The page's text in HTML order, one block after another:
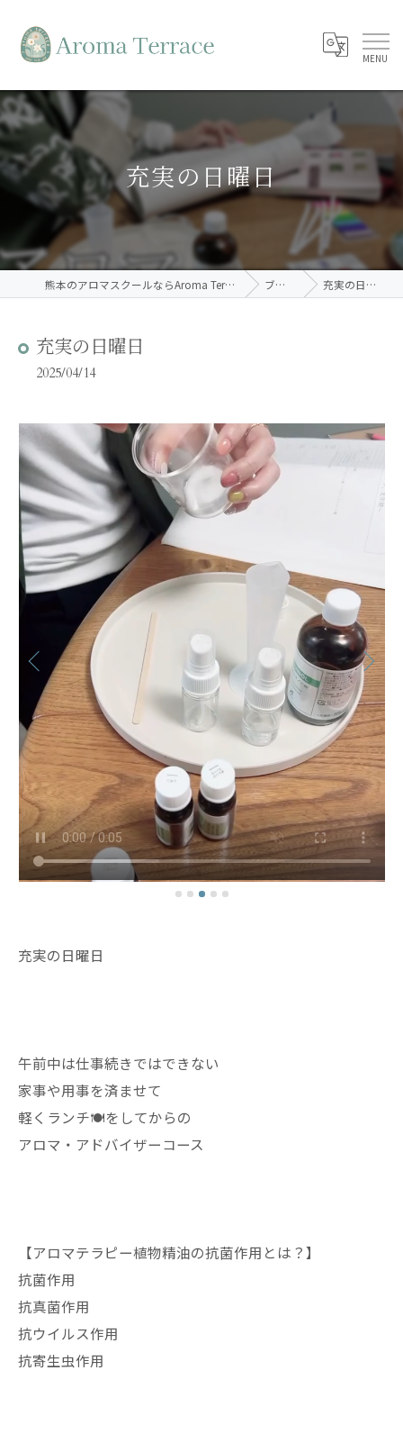
充実の日曜日
熊本のアロマスクールならAroma Terrace ブログ 充実の日曜日
充実の日曜日
2025/04/14
充実の日曜日
午前中は仕事続きではできない
家事や用事を済ませて
軽くランチ🍽️をしてからの
アロマ・アドバイザーコース
【アロマテラピー植物精油の抗菌作用とは？】
抗菌作用
抗真菌作用
抗ウイルス作用
抗寄生虫作用